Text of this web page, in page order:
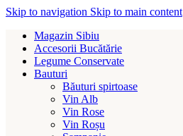
Skip to navigation Skip to main content
Magazin Sibiu
Accesorii Bucătărie
Legume Conservate
Bauturi
Băuturi spirtoase
Vin Alb
Vin Rose
Vin Roșu